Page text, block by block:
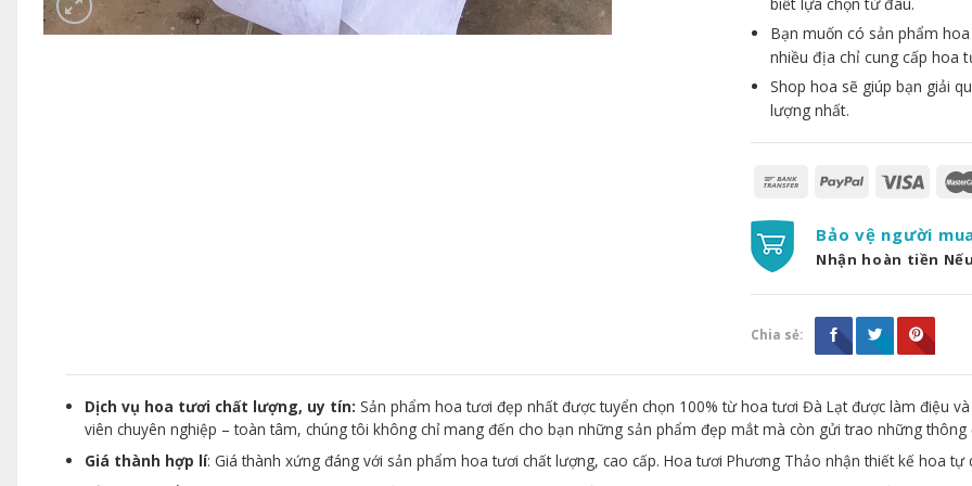
Bạn muốn có sản phẩm
nhiều địa chỉ cung cấp hoa
Shop hoa sẽ giúp bạn giải
lượng nhất.
Bảo vệ người
Nhận hoàn tiền
Chia sẻ:
Dịch vụ hoa tươi chất lượng, uy tín: Sản phẩm hoa tươi đẹp nhất được tuyển chọn 100% từ hoa tươi Đà Lạt được làm điệu
viên chuyên nghiệp – toàn tâm, chúng tôi không chỉ mang đến cho bạn những sản phẩm đẹp mắt mà còn gửi trao những
Giá thành hợp lí: Giá thành xứng đáng với sản phẩm hoa tươi chất lượng, cao cấp. Hoa tươi Phương Thảo nhận thiết kế hoa